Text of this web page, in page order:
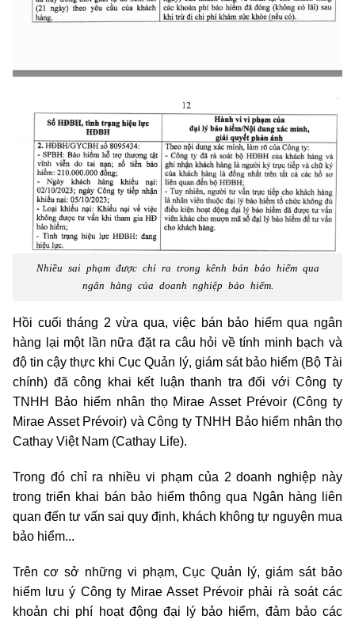
Nhiều sai phạm được chỉ ra trong kênh bán bảo hiểm qua
ngân hàng của doanh nghiệp bảo hiểm.
Hồi cuối tháng 2 vừa qua, việc bán bảo hiểm qua ngân
hàng lại một lần nữa đặt ra câu hỏi về tính minh bạch và
độ tin cậy thực khi Cục Quản lý, giám sát bảo hiểm (Bộ Tài
chính) đã công khai kết luận thanh tra đối với Công ty
TNHH Bảo hiểm nhân thọ Mirae Asset Prévoir (Công ty
Mirae Asset Prévoir) và Công ty TNHH Bảo hiểm nhân thọ
Cathay Việt Nam (Cathay Life).
Trong đó chỉ ra nhiều vi phạm của 2 doanh nghiệp này
trong triển khai bán bảo hiểm thông qua Ngân hàng liên
quan đến tư vấn sai quy định, khách không tự nguyện mua
bảo hiểm...
Trên cơ sở những vi phạm, Cục Quản lý, giám sát bảo
hiểm lưu ý Công ty Mirae Asset Prévoir phải rà soát các
khoản chi phí hoạt động đại lý bảo hiểm, đảm bảo các